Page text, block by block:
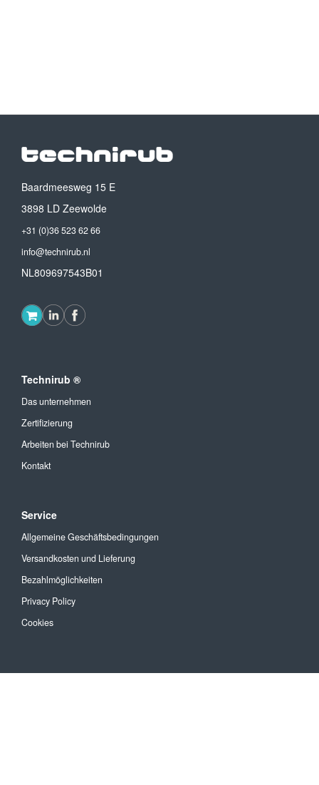
Baardmeesweg 15 E
3898 LD Zeewolde
+31 (0)36 523 62 66
info@technirub.nl
NL809697543B01
Technirub ®
Das unternehmen
Zertifizierung
Arbeiten bei Technirub
Kontakt
Service
Allgemeine Geschäftsbedingungen
Versandkosten und Lieferung
Bezahlmöglichkeiten
Privacy Policy
Cookies